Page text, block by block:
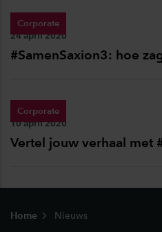
Corporate
Publicatiedatum:
24 april 2020
#SamenSaxion3: hoe
Corporate
Publicatiedatum:
10 april 2020
Vertel jouw verhaal met
Home Nieuws